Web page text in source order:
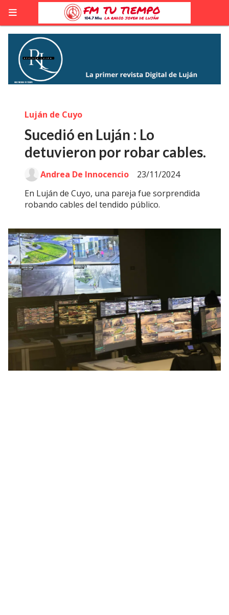
Sucedió en Luján : Lo
detuvieron por robar cables.
En Luján de Cuyo, una pareja fue sorprendida
robando cables del tendido público.
Luján de Cuyo
23/11/2024
Andrea De Innocencio